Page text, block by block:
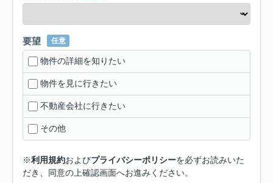
要望 任意
物件の詳細を知りたい
物件を見に行きたい
不動産会社に行きたい
その他
※利用規約およびプライバシーポリシーを必ずお読みいた
だき、同意の上確認画面へお進みください。